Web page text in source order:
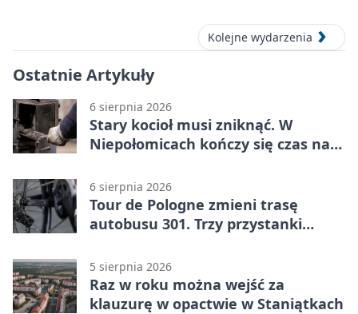
Kolejne wydarzenia
Ostatnie Artykuły
6 sierpnia 2026
Stary kocioł musi zniknąć. W
Niepołomicach kończy się czas na
6 sierpnia 2026
Tour de Pologne zmieni trasę
autobusu 301. Trzy przystanki
5 sierpnia 2026
Raz w roku można wejść za
klauzurę w opactwie w Staniątkach